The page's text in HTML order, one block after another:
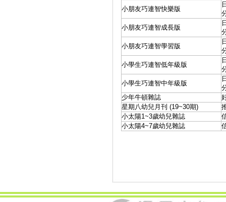
小朋友巧連智快樂版
小朋友巧連智成長版
小朋友巧連智學習版
小學生巧連智低年級版
小學生巧連智中年級版
少年牛頓雜誌
星期八幼兒月刊 (19~30期)
小太陽1~3歲幼兒雜誌
小太陽4~7歲幼兒雜誌